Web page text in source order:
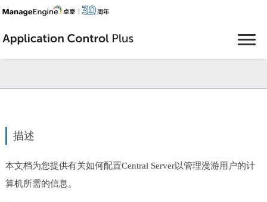
描述
本文档为您提供有关如何配置Central Server以管理漫游用户的计
算机所需的信息。